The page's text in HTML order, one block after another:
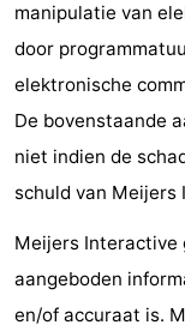
Steden
Sporten
Zwembaden
-
Paardrijden
-
manipulatie van
door
elektronische
De bovenstaande
niet indien de
schuld van Meijers
Meijers Interactive
aangeboden
en/of accuraat is.